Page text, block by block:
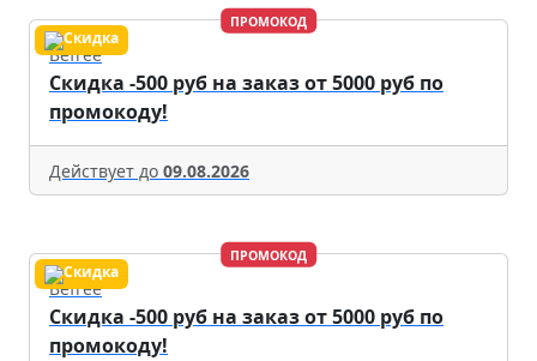
ПРОМОКОД
Befree
Скидка -500 руб на заказ от 5000 руб по
промокоду!
Действует до 09.08.2026
ПРОМОКОД
Befree
Скидка -500 руб на заказ от 5000 руб по
промокоду!